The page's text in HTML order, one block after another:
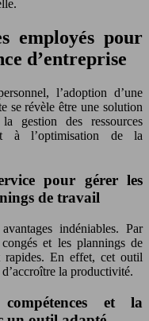
employés pour
d’entreprise
l’adoption d’une
se révèle être une solution
gestion des ressources
à l’optimisation de la
pour gérer les
de travail
indéniables. Par
et les plannings de
rapides. En effet, cet outil
la productivité.
et la